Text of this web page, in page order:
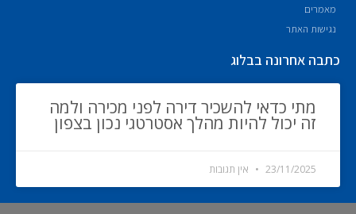
מאמרים
נגישות האתר
כתבה אחרונה בבלוג
מתי כדאי להשכיר דירה לפני מכירה ולמה
זה יכול להיות מהלך אסטרטגי נכון בצפון
23/11/2025 אין תגובות